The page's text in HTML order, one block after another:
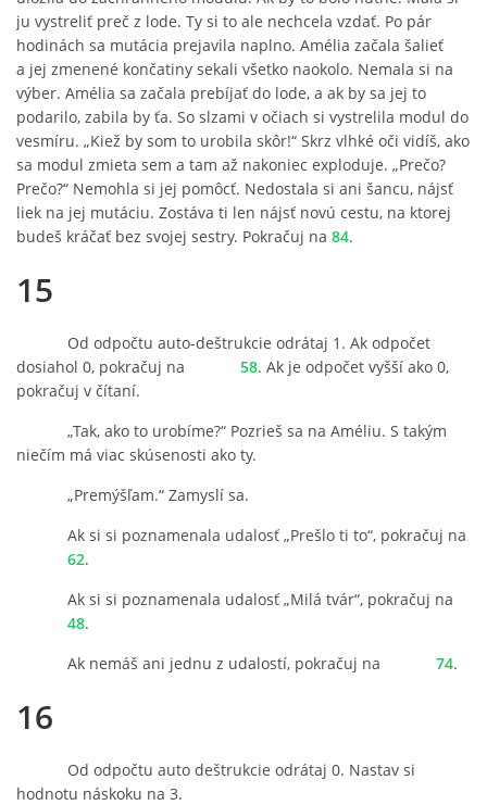
ju vystreliť preč z lode. Ty si to ale nechcela vzdať. Po pár
hodinách sa mutácia prejavila naplno. Amélia začala šalieť
a jej zmenené končatiny sekali všetko naokolo. Nemala si na
výber. Amélia sa začala prebíjať do lode, a ak by sa jej to
podarilo, zabila by ťa. So slzami v očiach si vystrelila modul do
vesmíru. „Kiež by som to urobila skôr!“ Skrz vlhké oči vidíš, ako
sa modul zmieta sem a tam až nakoniec exploduje. „Prečo?
Prečo?“ Nemohla si jej pomôcť. Nedostala si ani šancu, nájsť
liek na jej mutáciu. Zostáva ti len nájsť novú cestu, na ktorej
budeš kráčať bez svojej sestry. Pokračuj na 84.
15
Od odpočtu auto-deštrukcie odrátaj 1. Ak odpočet
dosiahol 0, pokračuj na
58. Ak je odpočet vyšší ako 0,
pokračuj v čítaní.
„Tak, ako to urobíme?“ Pozrieš sa na Améliu. S takým
niečím má viac skúsenosti ako ty.
„Premýšľam.“ Zamyslí sa.
Ak si si poznamenala udalosť „Prešlo ti to“, pokračuj na
62.
Ak si si poznamenala udalosť „Milá tvár“, pokračuj na
48.
Ak nemáš ani jednu z udalostí, pokračuj na
74.
16
Od odpočtu auto deštrukcie odrátaj 0. Nastav si
hodnotu náskoku na 3.